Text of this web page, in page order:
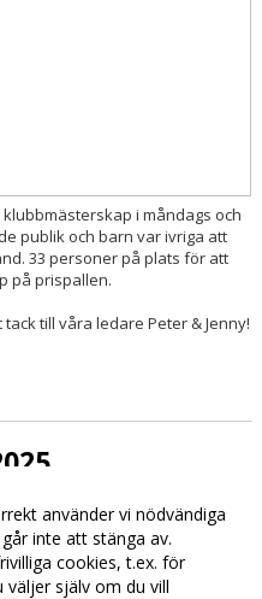
i måndags och
publik och barn var ivriga att
33 personer på plats för att
på prispallen.
till våra ledare Peter & Jenny!
använder vi nödvändiga
inte att stänga av.
cookies, t.ex. för
själv om du vill